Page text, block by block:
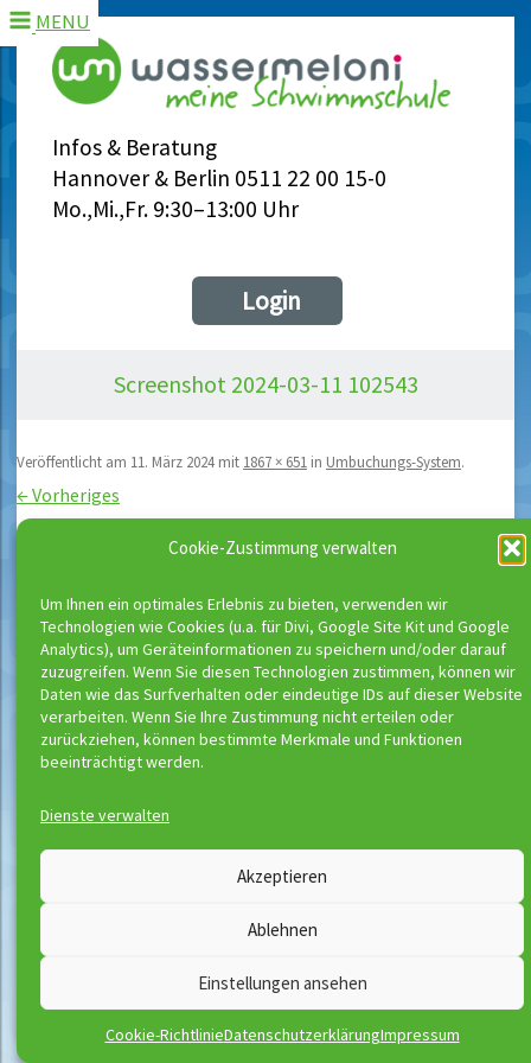
Cookie-Zustimmung verwalten
Um Ihnen ein optimales Erlebnis zu bieten, verwenden wir
Technologien wie Cookies (u.a. für Divi, Google Site Kit und Google
Analytics), um Geräteinformationen zu speichern und/oder darauf
zuzugreifen. Wenn Sie diesen Technologien zustimmen, können wir
Daten wie das Surfverhalten oder eindeutige IDs auf dieser Website
verarbeiten. Wenn Sie Ihre Zustimmung nicht erteilen oder
zurückziehen, können bestimmte Merkmale und Funktionen
beeinträchtigt werden.
Dienste verwalten
Akzeptieren
Ablehnen
Einstellungen ansehen
Cookie-RichtlinieDatenschutzerklärungImpressum
Infos & Beratung
Hannover & Berlin 0511 22 00 15-0
Mo.,Mi.,Fr. 9:30–13:00 Uhr
MENU
Login
Screenshot 2024-03-11 102543
Veröffentlicht am 11. März 2024 mit 1867 × 651 in Umbuchungs-System.
← Vorheriges
Disclaimer
AGB